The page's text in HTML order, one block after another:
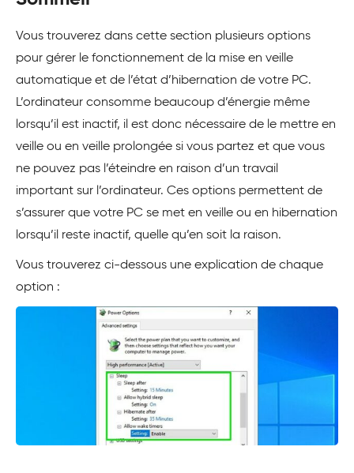
Vous trouverez dans cette section plusieurs options
pour gérer le fonctionnement de la mise en veille
automatique et de l’état d’hibernation de votre PC.
L’ordinateur consomme beaucoup d’énergie même
lorsqu’il est inactif, il est donc nécessaire de le mettre en
veille ou en veille prolongée si vous partez et que vous
ne pouvez pas l’éteindre en raison d’un travail
important sur l’ordinateur. Ces options permettent de
s’assurer que votre PC se met en veille ou en hibernation
lorsqu’il reste inactif, quelle qu’en soit la raison.
Vous trouverez ci-dessous une explication de chaque
option :